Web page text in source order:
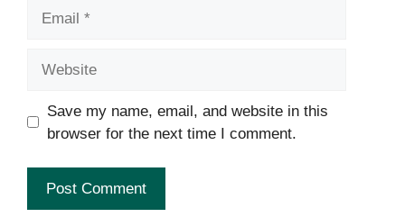
Save my name, email, and website in this
browser for the next time I comment.